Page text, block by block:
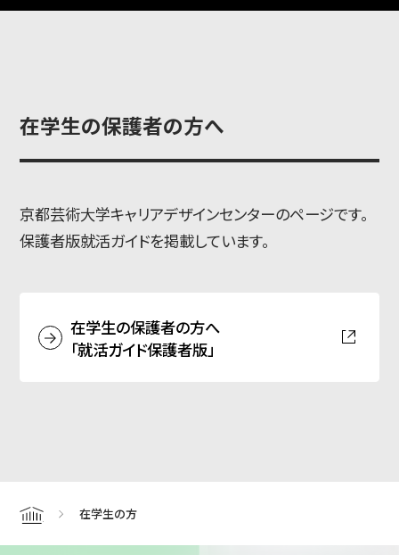
卒業生の方 企業の方
日本 English 한국어
简体字 繁体字
藝術学舎（公開講座）
在学生の保護者の方へ
京都芸術大学キャリアデザインセンターのページです。
保護者版就活ガイドを掲載しています。
在学生の保護者の方へ
「就活ガイド保護者版」
Home 在学生の方